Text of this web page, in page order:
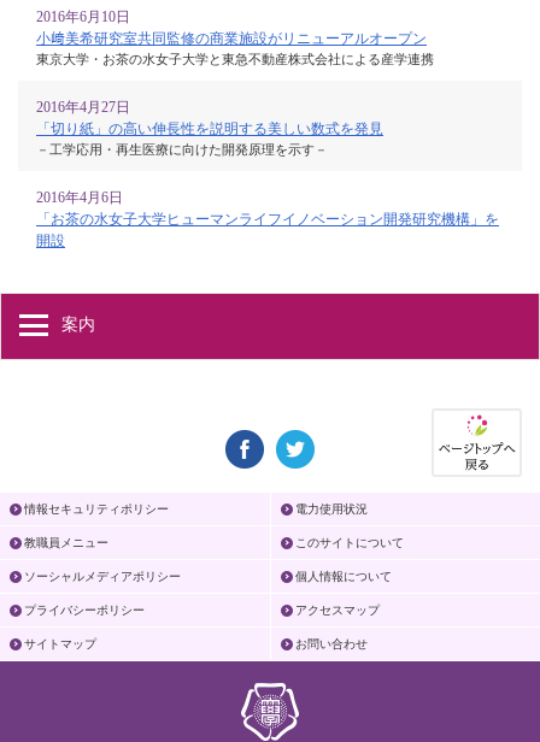
2016年6月10日
小﨑美希研究室共同監修の商業施設がリニューアルオープン
東京大学・お茶の水女子大学と東急不動産株式会社による産学連携
2016年4月27日
「切り紙」の高い伸長性を説明する美しい数式を発見
－工学応用・再生医療に向けた開発原理を示す－
2016年4月6日
「お茶の水女子大学ヒューマンライフイノベーション開発研究機構」を
開設
案内
情報セキュリティポリシー 電力使用状況
教職員メニュー このサイトについて
ソーシャルメディアポリシー 個人情報について
プライバシーポリシー アクセスマップ
サイトマップ お問い合わせ